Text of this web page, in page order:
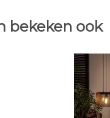
bekeken ook